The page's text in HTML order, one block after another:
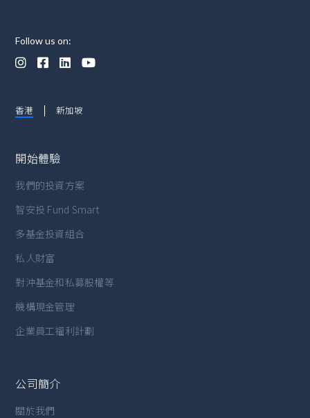
Follow us on:
   
香港 新加坡
開始體驗
我們的投資方案
智安投 Fund Smart
多基金投資組合
私人財富
對沖基金和私募股權等
機構現金管理
企業員工福利計劃
公司簡介
關於我們